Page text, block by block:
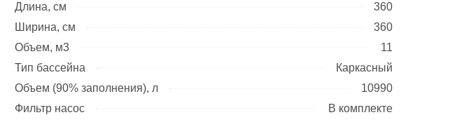
Длина, см
360
Ширина, см
360
Объем, м3
11
Тип бассейна
Каркасный
Объем (90% заполнения), л
10990
Фильтр насос
В комплекте